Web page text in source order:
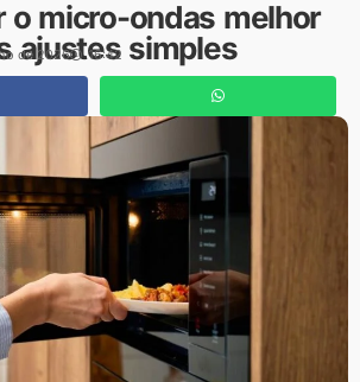
o micro-ondas melhor
ajustes simples
de 2026 16:42